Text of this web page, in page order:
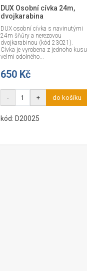
DUX Osobní cívka 24m,
dvojkarabina
DUX osobní cívka s navinutými
24m šňůry a nerezovou
dvojkarabinou (kód 23021).
Cívka je vyrobena z jednoho kusu
velmi odolného...
650 Kč
- + do košíku
kód: D20025